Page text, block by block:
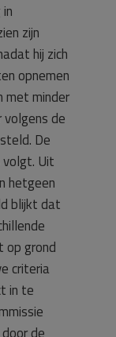
zijn
hij zich
opnemen
met minder
volgens de
De
Uit
hetgeen
blijkt dat
op grond
criteria
in te